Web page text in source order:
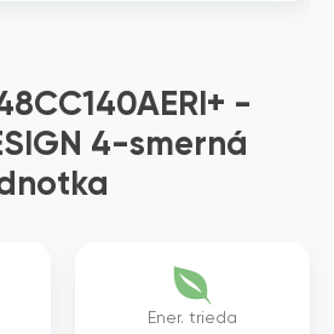
-
4-smerná
Ener. trieda